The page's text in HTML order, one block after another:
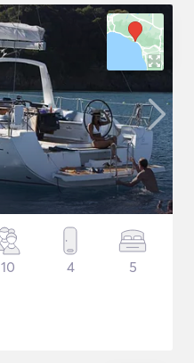
10 4 5